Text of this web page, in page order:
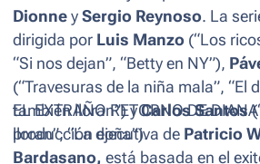
Dionne y Sergio Reynoso. La
dirigida por Luis Manzo (“Los
“Si nos dejan”, “Betty en NY”),
(“Travesuras de la niña mala”, “El
también lloran”) yCarlos Santos
lloran”, “La doña”).
EL EXTRAÑO RETORNO DE
producción ejecutiva de Patricio
Bardasano, está basada en el